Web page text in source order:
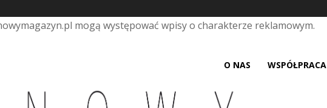
mogą występować wpisy o charakterze reklamowym.
O NAS WSPÓŁPRACA